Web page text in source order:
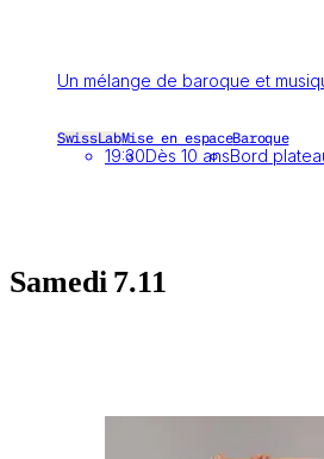
Un mélange de baroque et
SwissLabMise en espaceBaroque
19:30Dès 10 ansBord
7.11
Samedi